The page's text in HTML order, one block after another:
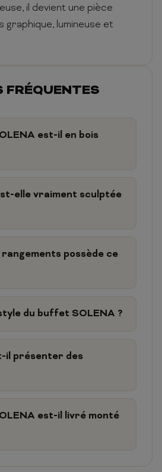
il devient une pièce
graphique, lumineuse et
FRÉQUENTES
est-il en bois
elle vraiment sculptée
rangements possède ce
du buffet SOLENA ?
il présenter des
est-il livré monté